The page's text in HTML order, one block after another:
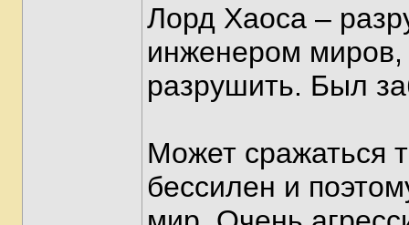
Лорд Хаоса –
инженером миров,
разрушить. Был
Может сражаться
бессилен и